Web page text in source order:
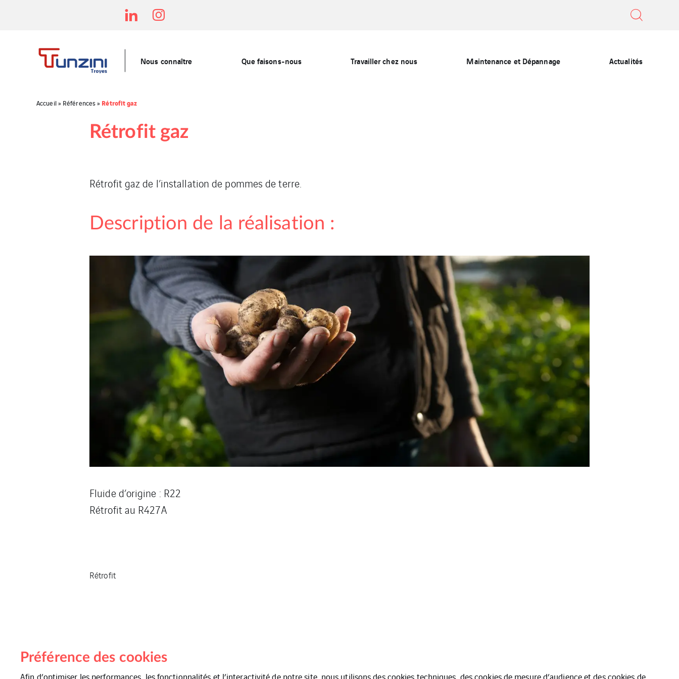
Nous connaître Que faisons-nous Travailler chez nous Maintenance et Dépannage Actualités
Accueil» Références» Rétrofit gaz
Rétrofit gaz
Rétrofit gaz de l’installation de pommes de terre.
Description de la réalisation :
Fluide d’origine : R22
Rétrofit au R427A
Rétrofit
Préférence des cookies
Afin d’optimiser les performances, les fonctionnalités et l’interactivité de notre site, nous utilisons des cookies techniques, des cookies de mesure d’audience et des cookies de